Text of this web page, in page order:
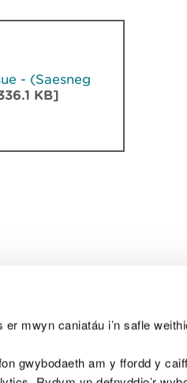
mwyn caniatáu i’n safle
gwybodaeth am y ffordd y
- (Saesneg
KB]